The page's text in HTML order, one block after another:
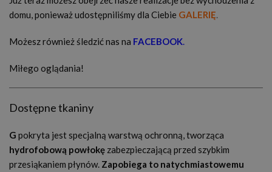
domu, ponieważ udostępniliśmy dla Ciebie GALERIĘ.
Możesz również śledzić nas na FACEBOOK.
Miłego oglądania!
Dostępne tkaniny
G pokryta jest specjalną warstwą ochronną, tworząca
hydrofobową powłokę zabezpieczającą przed szybkim
przesiąkaniem płynów. Zapobiega to natychmiastowemu